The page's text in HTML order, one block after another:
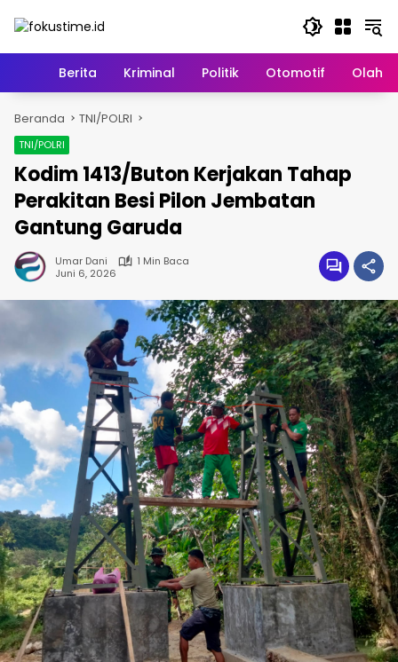
HomeBerita Kriminal Politik Otomotif
Beranda TNI/POLRI
TNI/POLRI
Kodim 1413/Buton Kerjakan Tahap
Perakitan Besi Pilon Jembatan
Gantung Garuda
Umar Dani
1 Min Baca
Juni 6, 2026